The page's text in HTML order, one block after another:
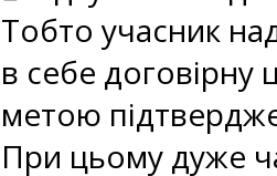
Тобто учасник
в себе договірну
метою
При цьому дуже